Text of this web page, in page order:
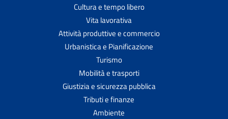
Cultura e tempo libero
Vita lavorativa
Attività produttive e commercio
Urbanistica e Pianificazione
Turismo
Mobilità e trasporti
Giustizia e sicurezza pubblica
Tributi e finanze
Ambiente